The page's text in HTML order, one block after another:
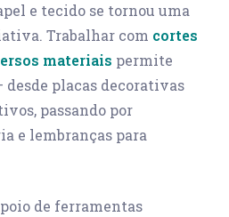
e tecido se tornou uma
Trabalhar com cortes
materiais permite
desde placas decorativas
passando por
e lembranças para
de ferramentas